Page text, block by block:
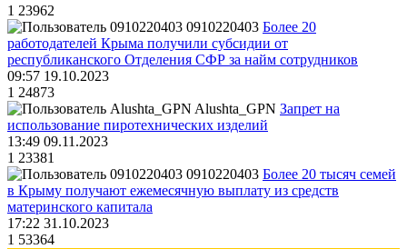
1 23962
0910220403 Более 20
работодателей Крыма получили субсидии от
республиканского Отделения СФР за найм сотрудников
09:57 19.10.2023
1 24873
Alushta_GPN Запрет на
использование пиротехнических изделий
13:49 09.11.2023
1 23381
0910220403 Более 20 тысяч семей
в Крыму получают ежемесячную выплату из средств
материнского капитала
17:22 31.10.2023
1 53364